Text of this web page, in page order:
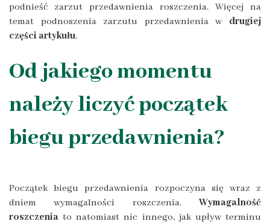
podnieść zarzut przedawnienia roszczenia. Więcej na
temat podnoszenia zarzutu przedawnienia w drugiej
części artykułu.
Od jakiego momentu
należy liczyć początek
biegu przedawnienia?
Początek biegu przedawnienia rozpoczyna się wraz z
dniem wymagalności roszczenia. Wymagalność
roszczeniato natomiast nic innego, jak upływ terminu